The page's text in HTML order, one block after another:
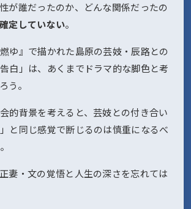
が誰だったのか、どんな関係だったの
定していない。
ゆ』で描かれた島原の芸妓・辰路との
白」は、あくまでドラマ的な脚色と考
う。
的背景を考えると、芸妓との付き合い
と同じ感覚で断じるのは慎重になるべ
妻・文の覚悟と人生の深さを忘れては